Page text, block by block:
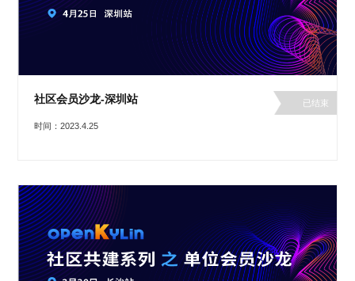
社区会员沙龙-深圳站
时间：2023.4.25
已结束